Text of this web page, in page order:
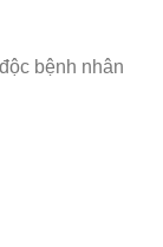
bệnh nhân